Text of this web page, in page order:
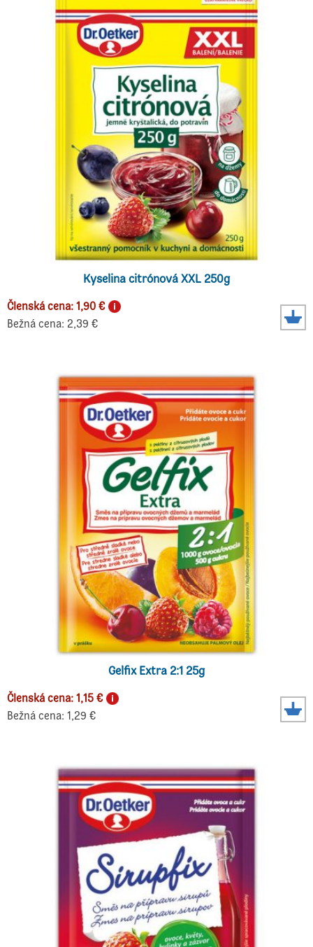
Kyselina citrónová XXL 250g
Členská cena: 1,90 €
Bežná cena: 2,39 €
Gelfix Extra 2:1 25g
Členská cena: 1,15 €
Bežná cena: 1,29 €